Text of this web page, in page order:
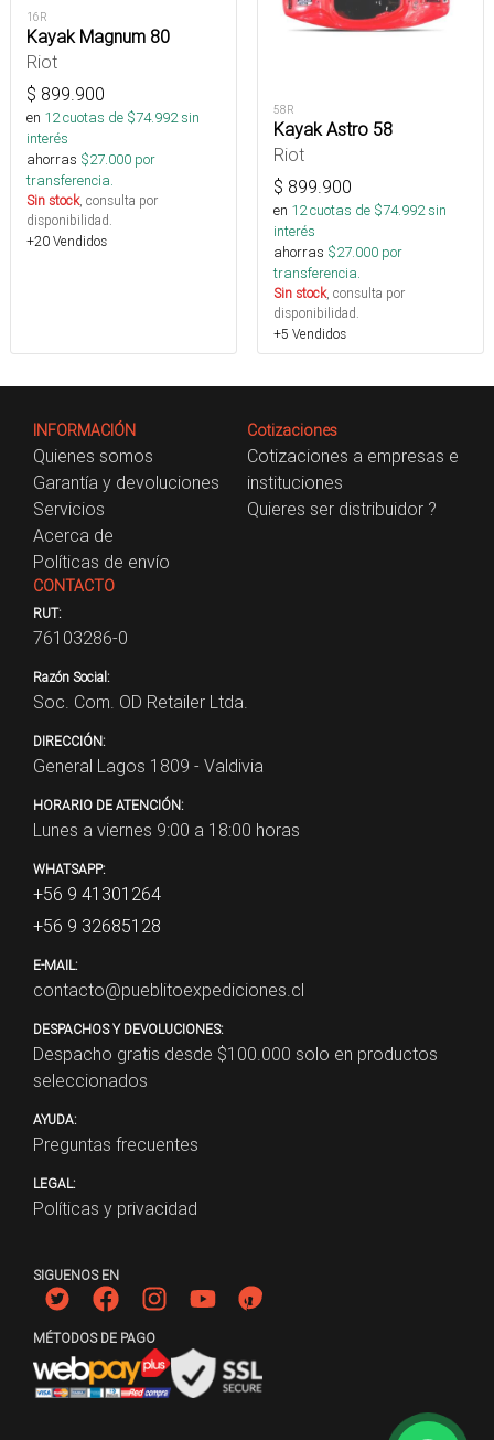
16R
Kayak Magnum 80
Riot
$ 899.900
en 12cuotas de $74.992sin
interés
ahorras $27.000 por
transferencia.
Sin stock, consulta por
disponibilidad.
+20 Vendidos
58R
Kayak Astro 58
Riot
$ 899.900
en 12cuotas de $74.992sin
interés
ahorras $27.000 por
transferencia.
Sin stock, consulta por
disponibilidad.
+5 Vendidos
INFORMACIÓN
Quienes somos
Garantía y devoluciones
Servicios
Acerca de
Políticas de envío
Cotizaciones
Cotizaciones a empresas e
instituciones
Quieres ser distribuidor ?
CONTACTO
RUT:
76103286-0
Razón Social:
Soc. Com. OD Retailer Ltda.
DIRECCIÓN:
General Lagos 1809 - Valdivia
HORARIO DE ATENCIÓN:
Lunes a viernes 9:00 a 18:00 horas
WHATSAPP:
+56 9 41301264
+56 9 32685128
E-MAIL:
contacto@pueblitoexpediciones.cl
DESPACHOS Y DEVOLUCIONES:
Despacho gratis desde $100.000 solo en productos
seleccionados
AYUDA:
Preguntas frecuentes
LEGAL:
Políticas y privacidad
SIGUENOS EN
MÉTODOS DE PAGO